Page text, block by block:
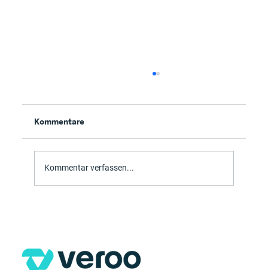
Hybrid Workplace
Kommentare
Kommentar verfassen...